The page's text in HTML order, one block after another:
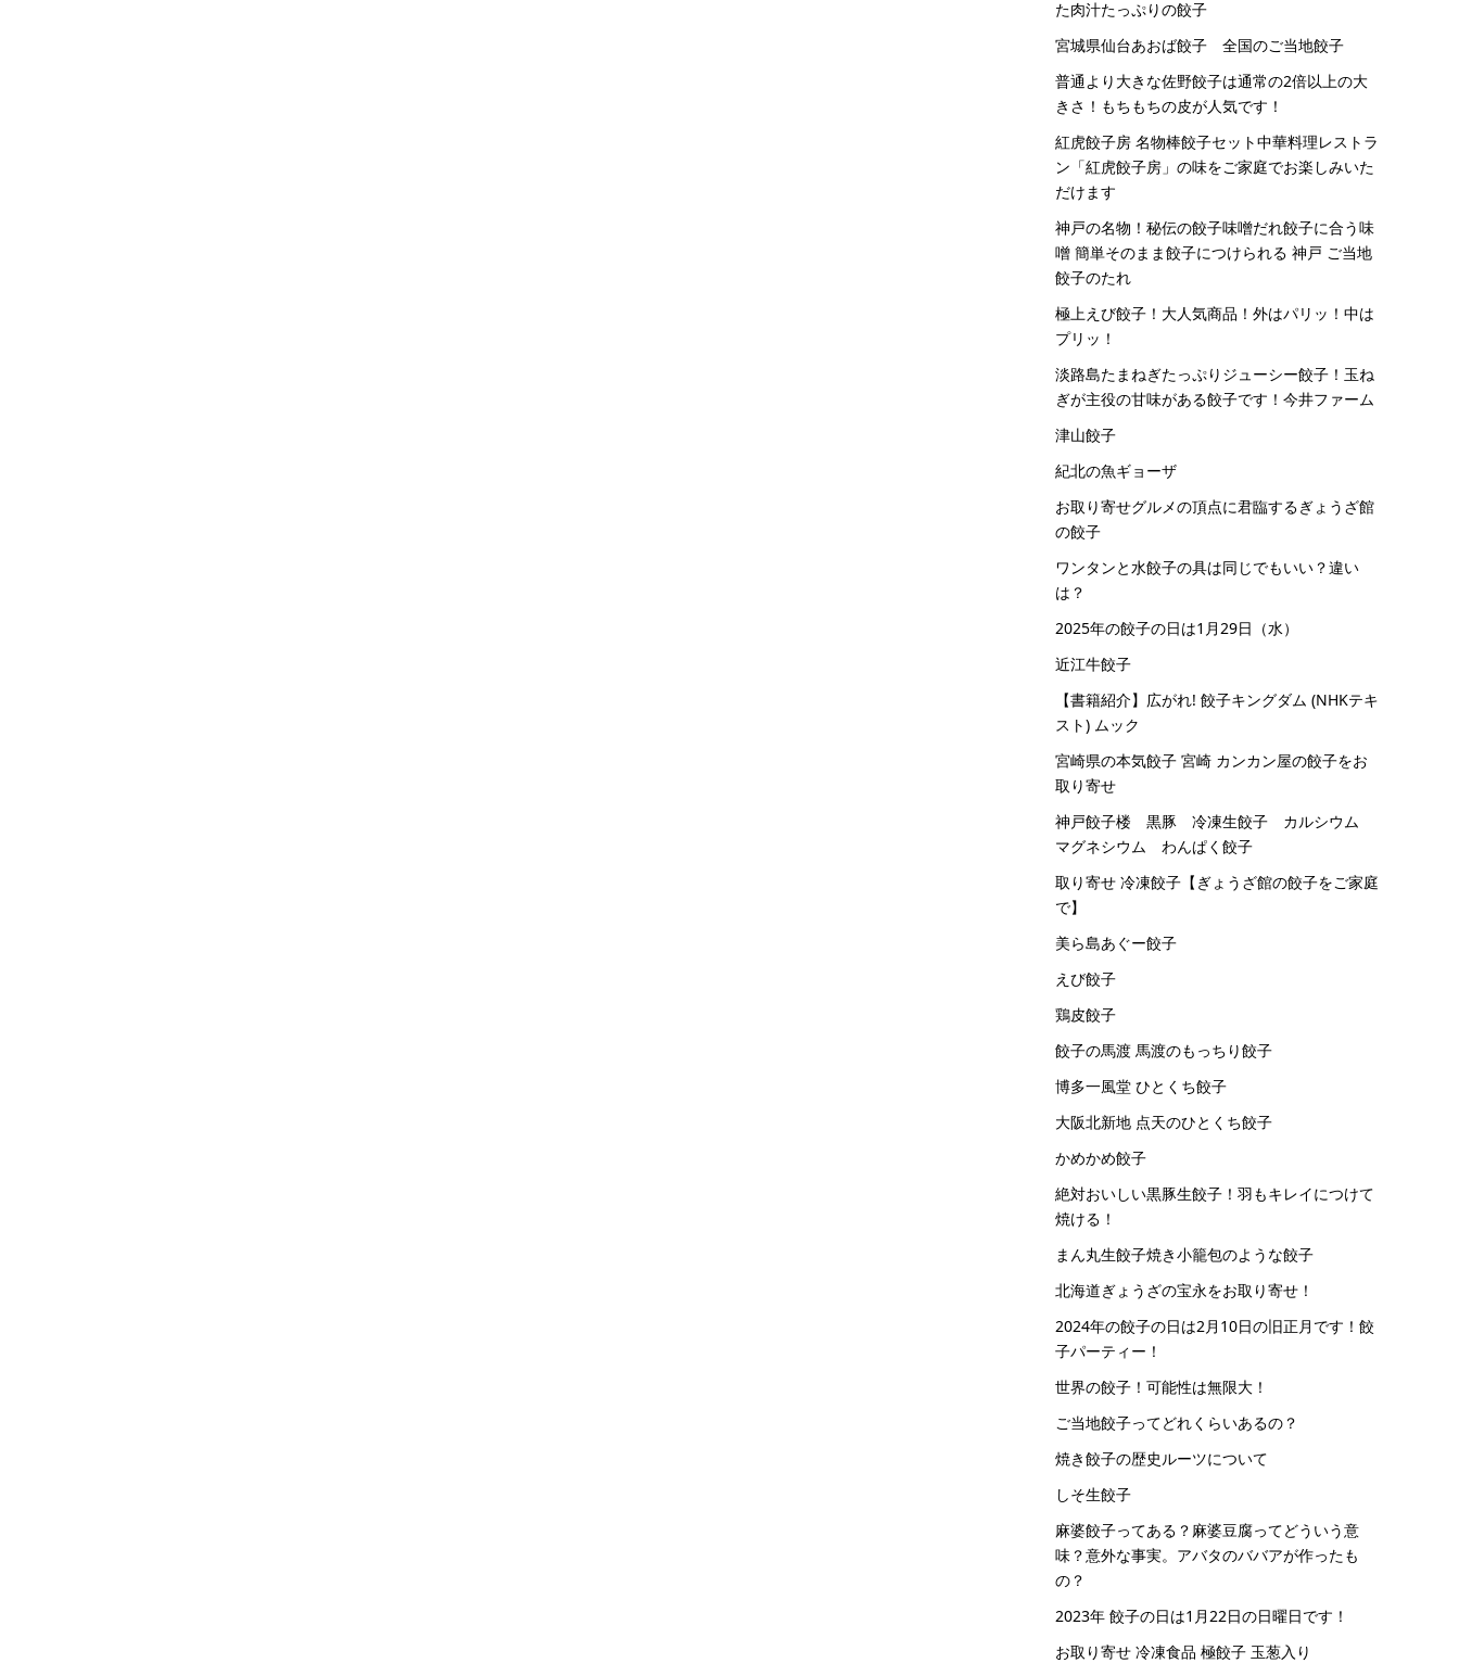
た肉汁たっぷりの餃子
宮城県仙台あおば餃子 全国のご当地餃子
普通より大きな佐野餃子は通常の2倍以上の大
きさ！もちもちの皮が人気です！
紅虎餃子房 名物棒餃子セット中華料理レストラ
ン「紅虎餃子房」の味をご家庭でお楽しみいた
だけます
神戸の名物！秘伝の餃子味噌だれ餃子に合う味
噌 簡単そのまま餃子につけられる 神戸 ご当地
餃子のたれ
極上えび餃子！大人気商品！外はパリッ！中は
プリッ！
淡路島たまねぎたっぷりジューシー餃子！玉ね
ぎが主役の甘味がある餃子です！今井ファーム
津山餃子
紀北の魚ギョーザ
お取り寄せグルメの頂点に君臨するぎょうざ館
の餃子
ワンタンと水餃子の具は同じでもいい？違い
は？
2025年の餃子の日は1月29日（水）
近江牛餃子
【書籍紹介】広がれ! 餃子キングダム (NHKテキ
スト) ムック
宮崎県の本気餃子 宮崎 カンカン屋の餃子をお
取り寄せ
神戸餃子楼 黒豚 冷凍生餃子 カルシウム
マグネシウム わんぱく餃子
取り寄せ 冷凍餃子【ぎょうざ館の餃子をご家庭
で】
美ら島あぐー餃子
えび餃子
鶏皮餃子
餃子の馬渡 馬渡のもっちり餃子
博多一風堂 ひとくち餃子
大阪北新地 点天のひとくち餃子
かめかめ餃子
絶対おいしい黒豚生餃子！羽もキレイにつけて
焼ける！
まん丸生餃子焼き小籠包のような餃子
北海道ぎょうざの宝永をお取り寄せ！
2024年の餃子の日は2月10日の旧正月です！餃
子パーティー！
世界の餃子！可能性は無限大！
ご当地餃子ってどれくらいあるの？
焼き餃子の歴史ルーツについて
しそ生餃子
麻婆餃子ってある？麻婆豆腐ってどういう意
味？意外な事実。アバタのババアが作ったも
の？
2023年 餃子の日は1月22日の日曜日です！
お取り寄せ 冷凍食品 極餃子 玉葱入り